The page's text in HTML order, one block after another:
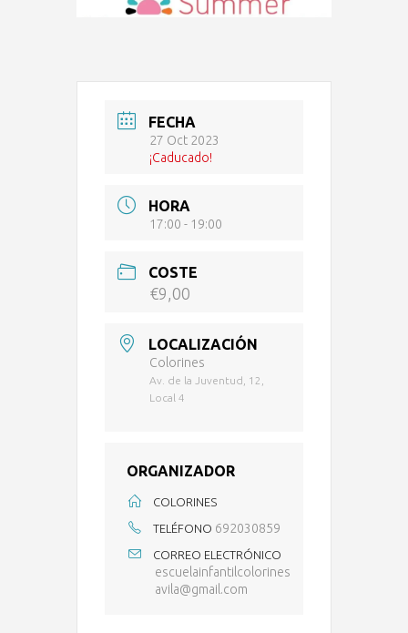
FECHA
27 Oct 2023
¡Caducado!
HORA
17:00 - 19:00
COSTE
€9,00
LOCALIZACIÓN
Colorines
Av. de la Juventud, 12,
Local 4
ORGANIZADOR
COLORINES
TELÉFONO 692030859
CORREO ELECTRÓNICO
escuelainfantilcolorines
avila@gmail.com